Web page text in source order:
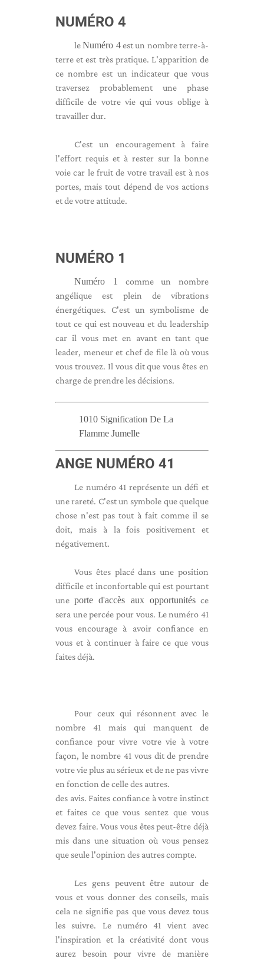
NUMÉRO 4
leNuméro 4est un nombre terre-à-
terre et est très pratique. L'apparition de
ce nombre est un indicateur que vous
traversez probablement une phase
difficile de votre vie qui vous oblige à
travailler dur.
C'est un encouragement à faire
l'effort requis et à rester sur la bonne
voie car le fruit de votre travail est à nos
portes, mais tout dépend de vos actions
et de votre attitude.
NUMÉRO 1
Numéro 1
comme un nombre
angélique est plein de vibrations
énergétiques. C'est un symbolisme de
tout ce qui est nouveau et du leadership
car il vous met en avant en tant que
leader, meneur et chef de file là où vous
vous trouvez. Il vous dit que vous êtes en
charge de prendre les décisions.
1010 Signification De La
Flamme Jumelle
ANGE NUMÉRO 41
Le numéro 41 représente un défi et
une rareté. C'est un symbole que quelque
chose n'est pas tout à fait comme il se
doit, mais à la fois positivement et
négativement.
Vous êtes placé dans une position
difficile et inconfortable qui est pourtant
uneporte d'accès aux opportunitésce
sera une percée pour vous. Le numéro 41
vous encourage à avoir confiance en
vous et à continuer à faire ce que vous
faites déjà.
Pour ceux qui résonnent avec le
nombre 41 mais qui manquent de
confiance pour vivre votre vie à votre
façon, le nombre 41 vous dit de prendre
votre vie plus au sérieux et de ne pas vivre
en fonction de celle des autres.
des avis. Faites confiance à votre instinct
et faites ce que vous sentez que vous
devez faire. Vous vous êtes peut-être déjà
mis dans une situation où vous pensez
que seule l'opinion des autres compte.
Les gens peuvent être autour de
vous et vous donner des conseils, mais
cela ne signifie pas que vous devez tous
les suivre. Le numéro 41 vient avec
l'inspiration et la créativité dont vous
aurez besoin pour vivre de manière